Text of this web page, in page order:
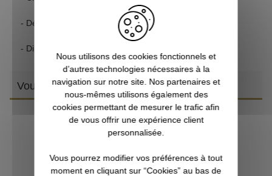
- Dégagement oculaire : 9,3 mm
- Distance minimale de mise au point :
Vous aimerez aussi
Nous utilisons des cookies fonctionnels et
d’autres technologies nécessaires à la
navigation sur notre site. Nos partenaires et
nous-mêmes utilisons également des
cookies permettant de mesurer le trafic afin
de vous offrir une expérience client
personnalisée.
Vous pourrez modifier vos préférences à tout
moment en cliquant sur “Cookies” au bas de